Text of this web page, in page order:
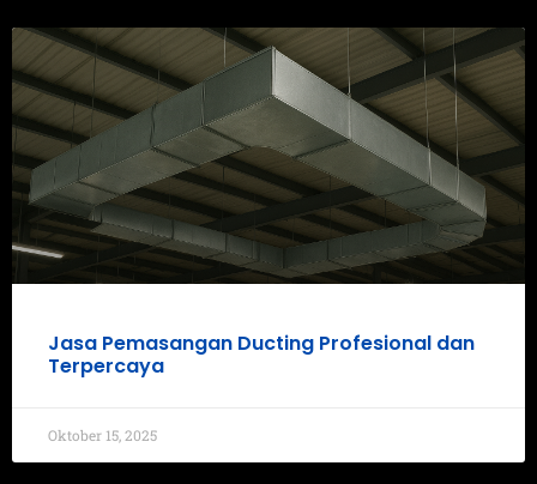
Jasa Pemasangan Ducting Profesional dan
Terpercaya
Oktober 15, 2025